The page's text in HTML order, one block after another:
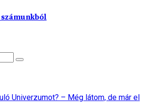
számunkból
Univerzumot? – Még látom, de már el